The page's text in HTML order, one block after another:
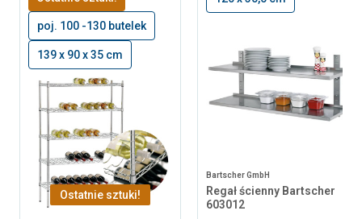
poj. 100 -130 butelek
139 x 90 x 35 cm
Ostatnie sztuki!
Bartscher GmbH
Regał ścienny Bartscher
603012